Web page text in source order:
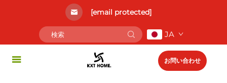
[email protected]
JA
お問い合わせ